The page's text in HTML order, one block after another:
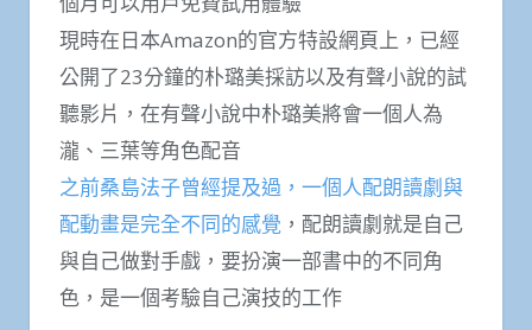
現時在日本Amazon的官方特設網頁上，已經
公開了23分鐘的朴璐美採訪以​​及有聲小說的試
聽影片，在有聲小說中朴璐美將會一個人為
瀧、三葉等角色配音
之前桑島法子曾經提及過，一個人配朗讀劇與
配動畫是完全不同的感覺 ，配朗讀劇就是自己
與自己做對手戲，要扮演一部書中的不同角
色，是一個考驗自己演技的工作